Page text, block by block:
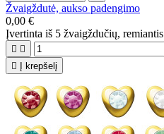
Žvaigždutė, aukso padengimo
0,00 €
Įvertinta iš 5 žvaigždučių, remiantis
 

Į krepšelį